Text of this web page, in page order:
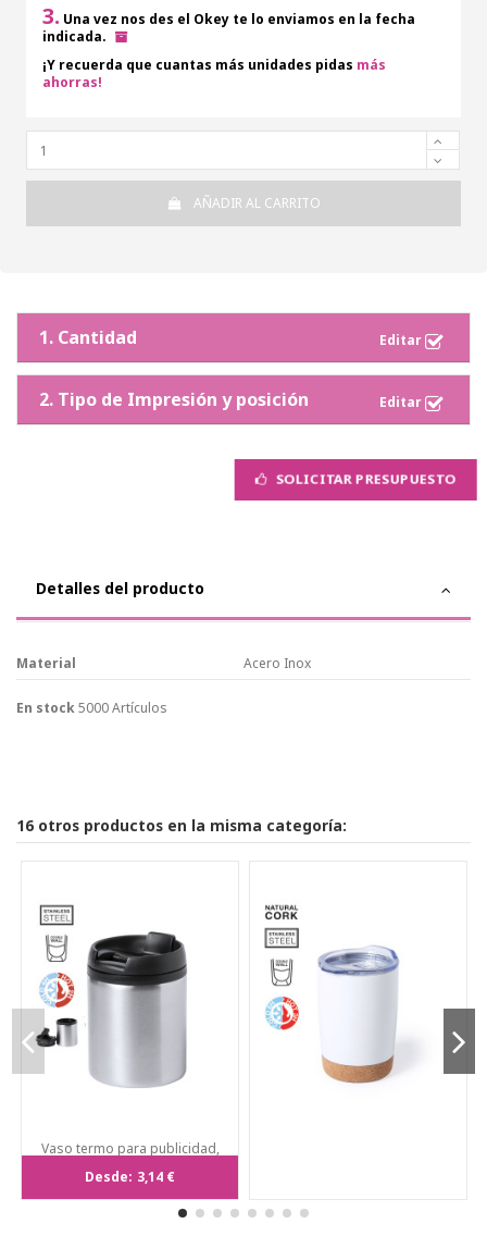
3. Una vez nos des el Okey te lo enviamos en la fecha
indicada.
¡Y recuerda que cuantas más unidades pidas más
ahorras!
AÑADIR AL CARRITO
1. Cantidad
2. Tipo de Impresión y posición
SOLICITAR PRESUPUESTO
Detalles del producto
Material Acero Inox
En stock5000 Artículos
16 otros productos en la misma categoría:
Vaso termo para publicidad,
Desde: 3,14 €